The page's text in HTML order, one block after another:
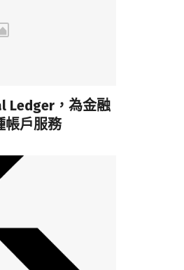
Ledger，為金融
帳戶服務